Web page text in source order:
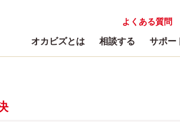
よくある質問
オカビズとは 相談する サポー